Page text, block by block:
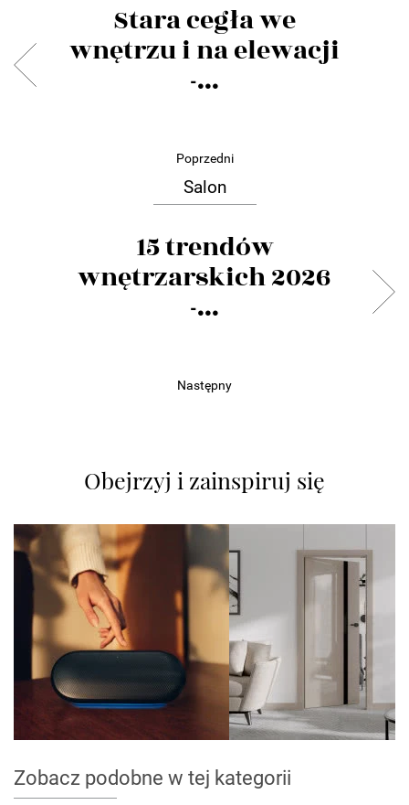
Stara cegła we
wnętrzu i na elewacji
-...
Poprzedni
Salon
15 trendów
wnętrzarskich 2026
-...
Następny
Obejrzyj i zainspiruj się
Zobacz podobne w tej kategorii